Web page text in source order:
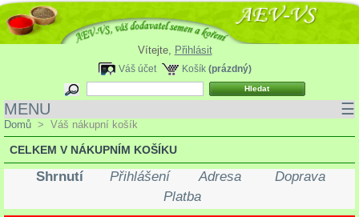
Vítejte, Přihlásit
Košík (prázdný)
Váš účet
MENU ☰
Domů > Váš nákupní košík
CELKEM V NÁKUPNÍM KOŠÍKU
Shrnutí Přihlášení Adresa
Doprava
Platba